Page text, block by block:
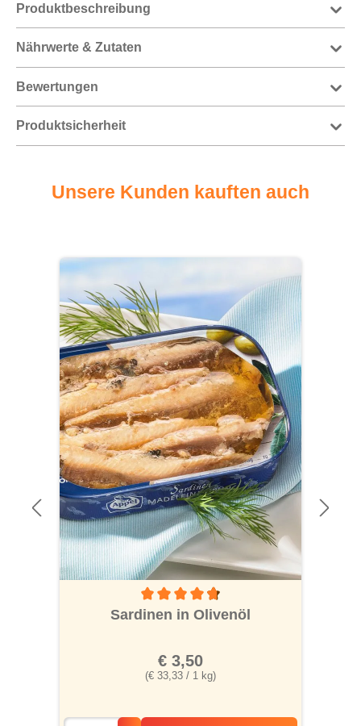
Produktbeschreibung
Nährwerte & Zutaten
Bewertungen
Produktsicherheit
Unsere Kunden kauften auch
Produktgalerie überspringen
Durchschnittliche Bewertung von 4.6 von 5
Sardinen in Olivenöl
(€ 33,33 / 1 kg)
€ 3,50